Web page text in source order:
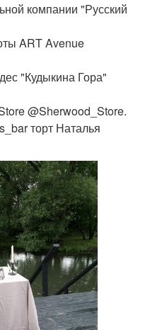
компании "Русский
ART Avenue
"Кудыкина Гора"
@Sherwood_Store.
торт Наталья